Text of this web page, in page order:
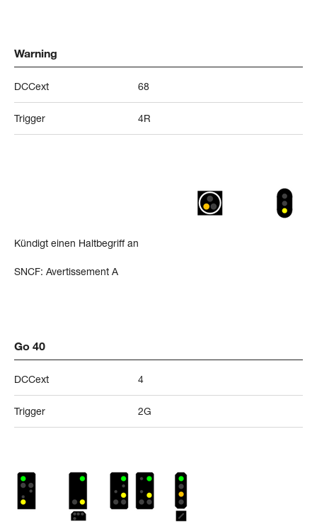
Warning
DCCext 68
Trigger 4R
Kündigt einen Haltbegriff an
SNCF: Avertissement A
Go 40
DCCext 4
Trigger 2G